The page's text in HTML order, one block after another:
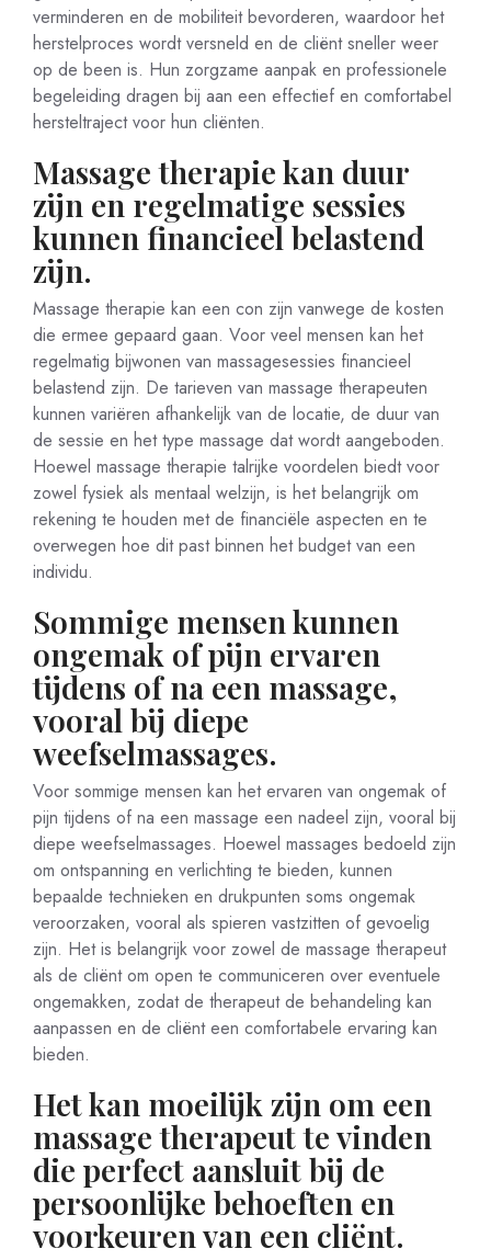
verminderen en de mobiliteit bevorderen, waardoor het
herstelproces wordt versneld en de cliënt sneller weer
op de been is. Hun zorgzame aanpak en professionele
begeleiding dragen bij aan een effectief en comfortabel
hersteltraject voor hun cliënten.
Massage therapie kan duur
zijn en regelmatige sessies
kunnen financieel belastend
zijn.
Massage therapie kan een con zijn vanwege de kosten
die ermee gepaard gaan. Voor veel mensen kan het
regelmatig bijwonen van massagesessies financieel
belastend zijn. De tarieven van massage therapeuten
kunnen variëren afhankelijk van de locatie, de duur van
de sessie en het type massage dat wordt aangeboden.
Hoewel massage therapie talrijke voordelen biedt voor
zowel fysiek als mentaal welzijn, is het belangrijk om
rekening te houden met de financiële aspecten en te
overwegen hoe dit past binnen het budget van een
individu.
Sommige mensen kunnen
ongemak of pijn ervaren
tijdens of na een massage,
vooral bij diepe
weefselmassages.
Voor sommige mensen kan het ervaren van ongemak of
pijn tijdens of na een massage een nadeel zijn, vooral bij
diepe weefselmassages. Hoewel massages bedoeld zijn
om ontspanning en verlichting te bieden, kunnen
bepaalde technieken en drukpunten soms ongemak
veroorzaken, vooral als spieren vastzitten of gevoelig
zijn. Het is belangrijk voor zowel de massage therapeut
als de cliënt om open te communiceren over eventuele
ongemakken, zodat de therapeut de behandeling kan
aanpassen en de cliënt een comfortabele ervaring kan
bieden.
Het kan moeilijk zijn om een
massage therapeut te vinden
die perfect aansluit bij de
persoonlijke behoeften en
voorkeuren van een cliënt.